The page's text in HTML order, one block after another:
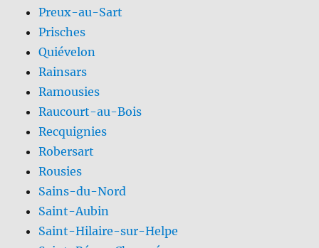
Preux-au-Sart
Prisches
Quiévelon
Rainsars
Ramousies
Raucourt-au-Bois
Recquignies
Robersart
Rousies
Sains-du-Nord
Saint-Aubin
Saint-Hilaire-sur-Helpe